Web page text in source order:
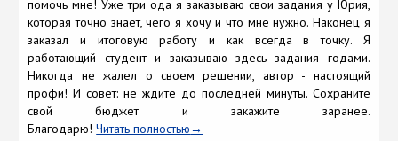
помочь мне! Уже три ода я заказываю свои задания у Юрия,
которая точно знает, чего я хочу и что мне нужно. Наконец я
заказал и итоговую работу и как всегда в точку. Я
работающий студент и заказываю здесь задания годами.
Никогда не жалел о своем решении, автор - настоящий
профи! И совет: не ждите до последней минуты. Сохраните
свой бюджет и закажите заранее.
Благодарю!Читать полностью